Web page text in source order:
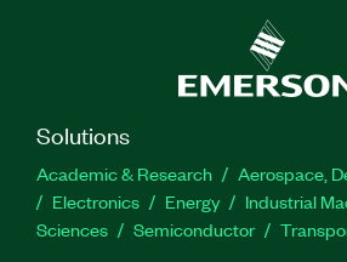
Solutions
Academic & Research
Aerospace,
Electronics
Energy Industrial
Sciences
Semiconductor